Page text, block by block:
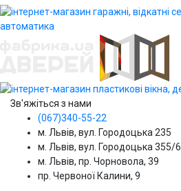
Зв'яжіться з нами
(067)340-55-22
м. Львів, вул. Городоцька 235
м. Львів, вул. Городоцька 355/6
м. Львів, пр. Чорновола, 39
пр. Червоної Калини, 9